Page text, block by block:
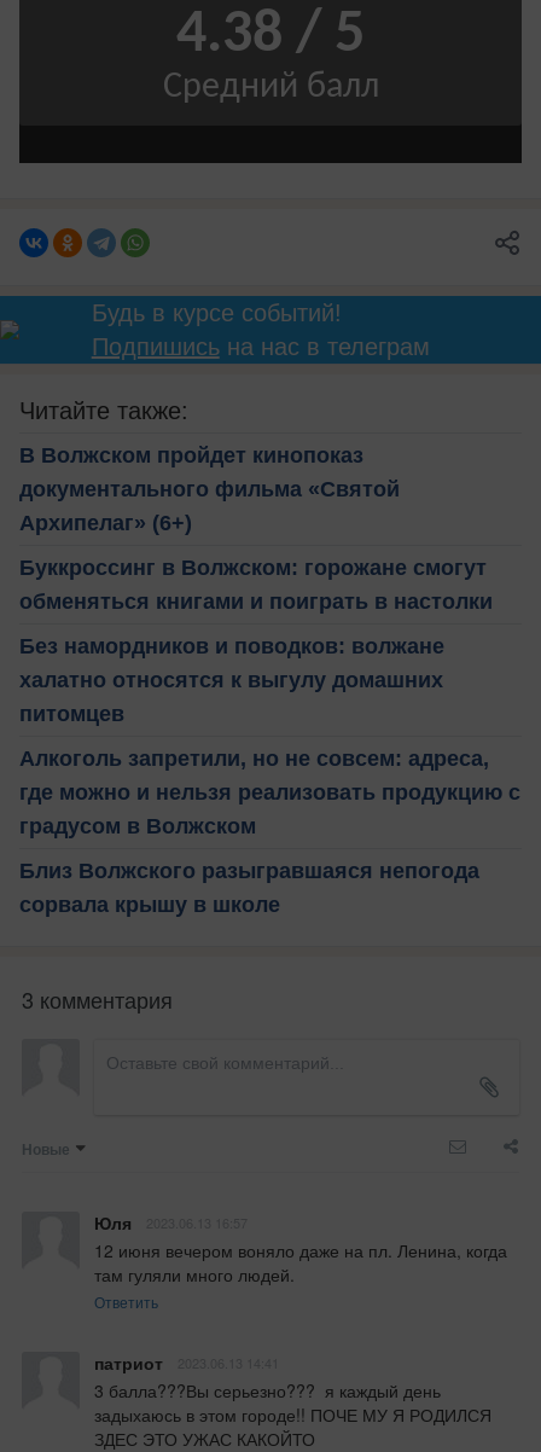
Будь в курсе событий!
Подпишисьна нас в телеграм
Читайте также:
В Волжском пройдет кинопоказ
документального фильма «Святой
Архипелаг» (6+)
Буккроссинг в Волжском: горожане смогут
обменяться книгами и поиграть в настолки
Без намордников и поводков: волжане
халатно относятся к выгулу домашних
питомцев
Алкоголь запретили, но не совсем: адреса,
где можно и нельзя реализовать продукцию с
градусом в Волжском
Близ Волжского разыгравшаяся непогода
сорвала крышу в школе
3 комментария
Новые
Юля
12 июня вечером воняло даже на пл. Ленина, когда
там гуляли много людей.
Ответить
патриот
3 балла???Вы серьезно???  я каждый день
задыхаюсь в этом городе!! ПОЧЕ МУ Я РОДИЛСЯ
ЗДЕС ЭТО УЖАС КАКОЙТО